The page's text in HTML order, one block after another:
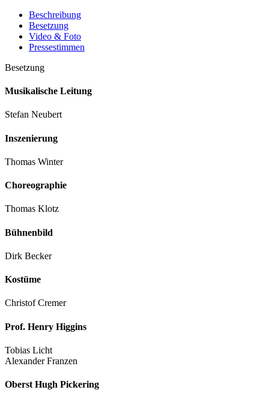
Beschreibung
Besetzung
Video & Foto
Pressestimmen
Besetzung
Musikalische Leitung
Stefan Neubert
Inszenierung
Thomas Winter
Choreographie
Thomas Klotz
Bühnenbild
Dirk Becker
Kostüme
Christof Cremer
Prof. Henry Higgins
Tobias Licht
Alexander Franzen
Oberst Hugh Pickering